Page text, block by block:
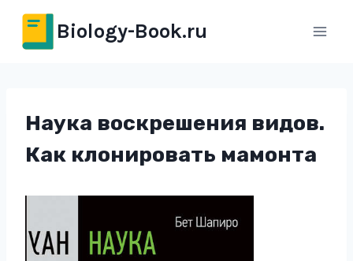
Перейти
содержимому
Biology-Book.ru
Наука воскрешения видов.
Как клонировать мамонта